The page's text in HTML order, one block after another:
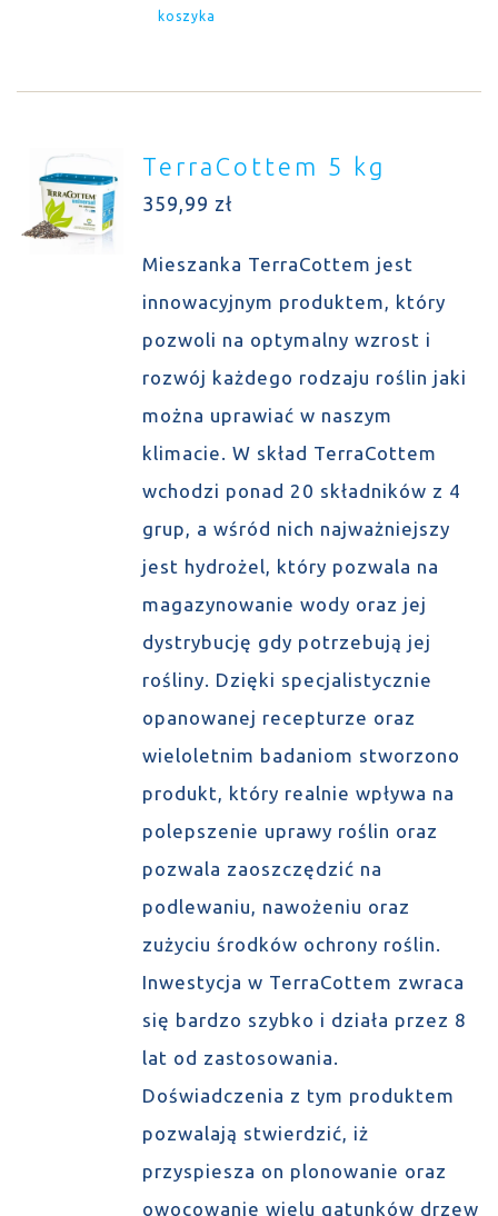
koszyka
TerraCottem 5 kg
359,99 zł
Mieszanka TerraCottem jest
innowacyjnym produktem, który
pozwoli na optymalny wzrost i
rozwój każdego rodzaju roślin jaki
można uprawiać w naszym
klimacie. W skład TerraCottem
wchodzi ponad 20 składników z 4
grup, a wśród nich najważniejszy
jest hydrożel, który pozwala na
magazynowanie wody oraz jej
dystrybucję gdy potrzebują jej
rośliny. Dzięki specjalistycznie
opanowanej recepturze oraz
wieloletnim badaniom stworzono
produkt, który realnie wpływa na
polepszenie uprawy roślin oraz
pozwala zaoszczędzić na
podlewaniu, nawożeniu oraz
zużyciu środków ochrony roślin.
Inwestycja w TerraCottem zwraca
się bardzo szybko i działa przez 8
lat od zastosowania.
Doświadczenia z tym produktem
pozwalają stwierdzić, iż
przyspiesza on plonowanie oraz
owocowanie wielu gatunków drzew